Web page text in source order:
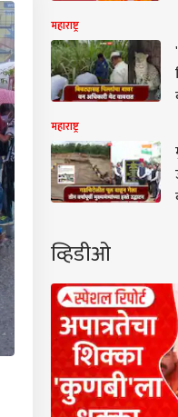
महाराष्ट्र
महाराष्ट्र
व्हिडीओ